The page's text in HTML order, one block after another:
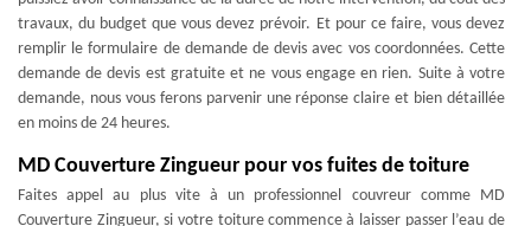
travaux, du budget que vous devez prévoir. Et pour ce faire, vous devez
remplir le formulaire de demande de devis avec vos coordonnées. Cette
demande de devis est gratuite et ne vous engage en rien. Suite à votre
demande, nous vous ferons parvenir une réponse claire et bien détaillée
en moins de 24 heures.
MD Couverture Zingueur pour vos fuites de toiture
Faites appel au plus vite à un professionnel couvreur comme MD
Couverture Zingueur, si votre toiture commence à laisser passer l’eau de